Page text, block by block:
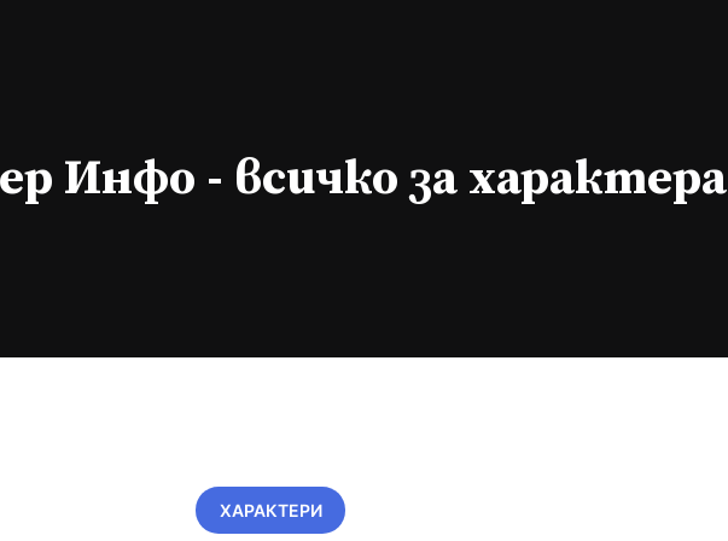
Инфо - всичко за характера
ХАРАКТЕРИ